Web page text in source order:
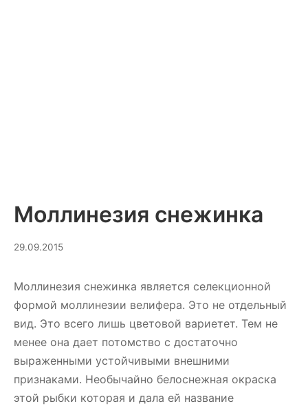
Моллинезия снежинка
29.09.201510.03.2025
Моллинезия снежинка является селекционной
формой моллинезии велифера. Это не отдельный
вид. Это всего лишь цветовой вариетет. Тем не
менее она дает потомство с достаточно
выраженными устойчивыми внешними
признаками. Необычайно белоснежная окраска
этой рыбки которая и дала ей название